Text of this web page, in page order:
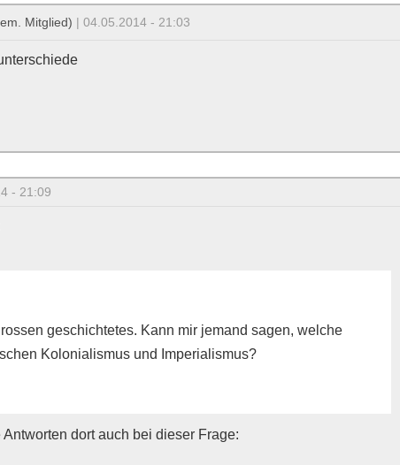
Mitglied) | 04.05.2014 - 21:03
- 21:09
geschichtetes. Kann mir jemand sagen, welche
Kolonialismus und Imperialismus?
dort auch bei dieser Frage: